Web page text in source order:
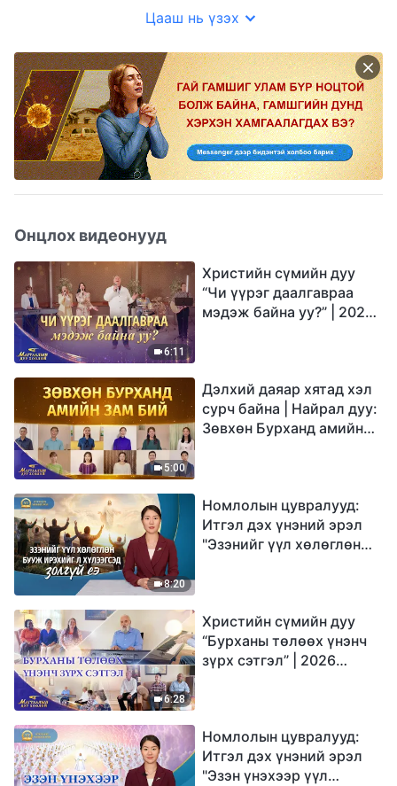
Цааш нь үзэх
Онцлох видеонууд
6:11
Христийн сүмийн дуу
“Чи үүрэг даалгавраа
мэдэж байна уу?” | 2026
5:00
Дэлхий даяар хятад хэл
сурч байна | Найрал дуу:
Зөвхөн Бурханд амийн
8:20
Номлолын цувралууд:
Итгэл дэх үнэний эрэл
"Эзэнийг үүл хөлөглөн
6:28
Христийн сүмийн дуу
“Бурханы төлөөх үнэнч
зүрх сэтгэл” | 2026
Номлолын цувралууд:
Итгэл дэх үнэний эрэл
"Эзэн үнэхээр үүл